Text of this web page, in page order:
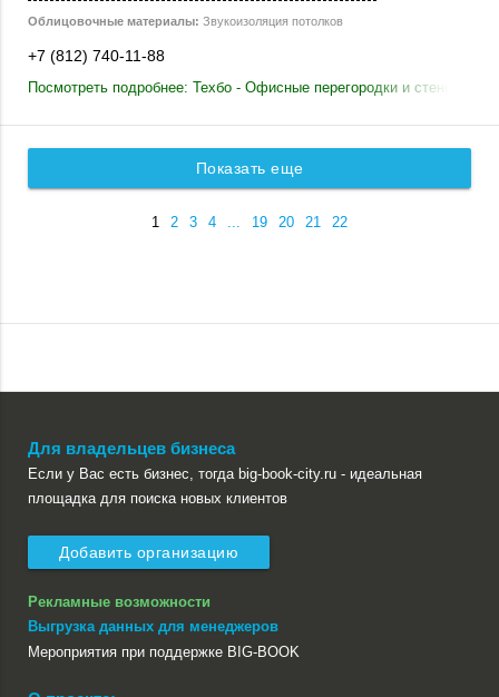
Облицовочные материалы: Звукоизоляция потолков
+7 (812) 740-11-88
Посмотреть подробнее: Техбо - Офисные перегородки и стеновые
Показать еще
1 2 3 4 ... 19 20 21 22
Для владельцев бизнеса
Если у Вас есть бизнес, тогда big-book-city.ru - идеальная
площадка для поиска новых клиентов
Добавить организацию
Рекламные возможности
Выгрузка данных для менеджеров
Мероприятия при поддержке BIG-BOOK